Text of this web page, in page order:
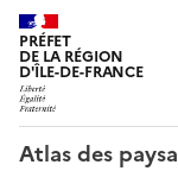
PRÉFET
DE LA RÉGION
D'ÎLE-DE-FRANCE
Atlas des